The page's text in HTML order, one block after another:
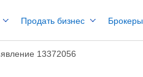
Продать бизнес Брокеры
13372056